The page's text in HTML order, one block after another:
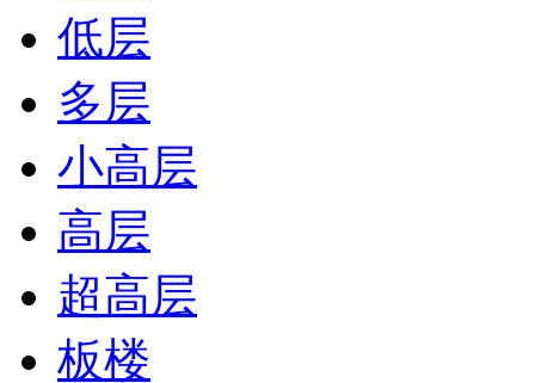
低层
多层
小高层
高层
超高层
板楼